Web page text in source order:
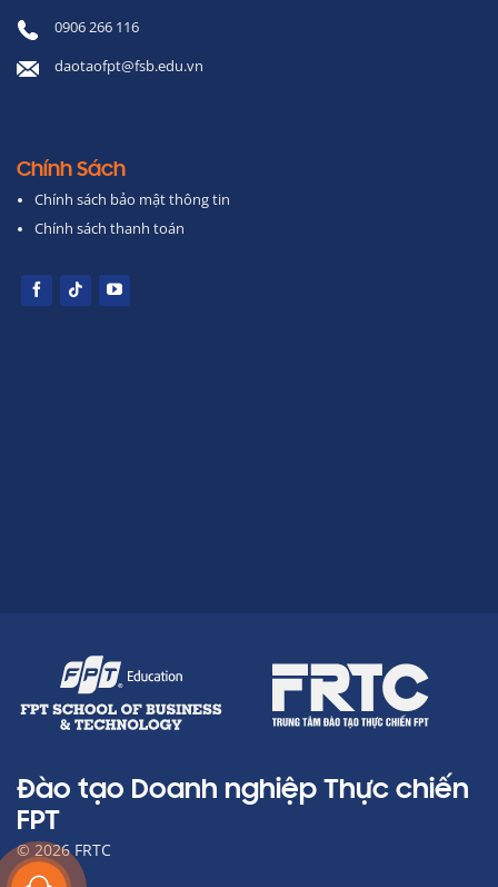
0906 266 116
daotaofpt@fsb.edu.vn
Chính Sách
Chính sách bảo mật thông tin
Chính sách thanh toán
Đào tạo Doanh nghiệp Thực chiến
FPT
© 2026 FRTC